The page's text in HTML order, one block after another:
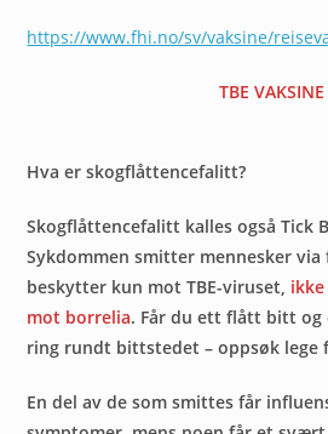
https://www.fhi.no/sv/vaksine/
TBE VAKSINE
Hva er skogflåttencefalitt?
Skogflåttencefalitt kalles også Tick
Sykdommen smitter mennesker
beskytter kun mot TBE-viruset,
mot borrelia. Får du ett flått bitt og
ring rundt bittstedet – oppsøk lege
En del av de som smittes får